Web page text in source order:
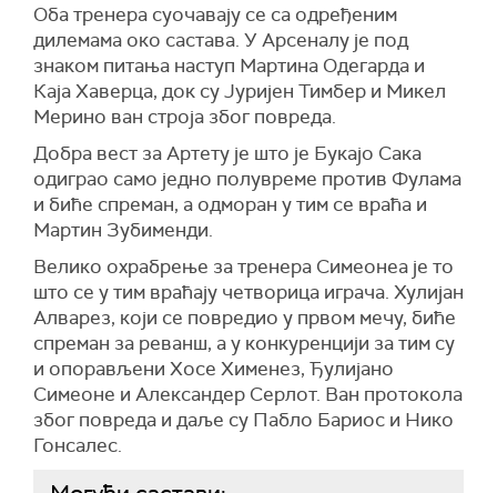
Оба тренера суочавају се са одређеним
дилемама око састава. У Арсеналу је под
знаком питања наступ Мартина Одегарда и
Каја Хаверца, док су Јуријен Тимбер и Микел
Мерино ван строја због повреда.
Добра вест за Артету је што је Букајо Сака
одиграо само једно полувреме против Фулама
и биће спреман, а одморан у тим се враћа и
Мартин Зубименди.
Велико охрабрење за тренера Симеонеа је то
што се у тим враћају четворица играча. Хулијан
Алварез, који се повредио у првом мечу, биће
спреман за реванш, а у конкуренцији за тим су
и опорављени Хосе Хименез, Ђулијано
Симеоне и Александер Серлот. Ван протокола
због повреда и даље су Пабло Бариос и Нико
Гонсалес.